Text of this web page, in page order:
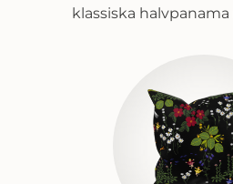
klassiska